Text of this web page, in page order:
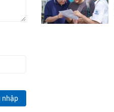
nhập